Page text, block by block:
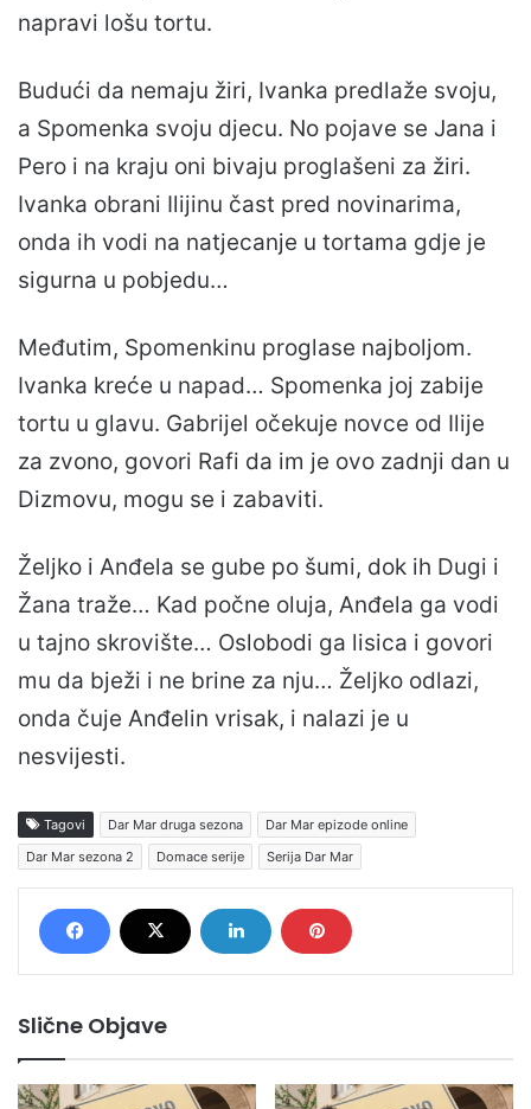
napravi lošu tortu.
Budući da nemaju žiri, Ivanka predlaže svoju,
a Spomenka svoju djecu. No pojave se Jana i
Pero i na kraju oni bivaju proglašeni za žiri.
Ivanka obrani Ilijinu čast pred novinarima,
onda ih vodi na natjecanje u tortama gdje je
sigurna u pobjedu…
Međutim, Spomenkinu proglase najboljom.
Ivanka kreće u napad… Spomenka joj zabije
tortu u glavu. Gabrijel očekuje novce od Ilije
za zvono, govori Rafi da im je ovo zadnji dan u
Dizmovu, mogu se i zabaviti.
Željko i Anđela se gube po šumi, dok ih Dugi i
Žana traže… Kad počne oluja, Anđela ga vodi
u tajno skrovište… Oslobodi ga lisica i govori
mu da bježi i ne brine za nju… Željko odlazi,
onda čuje Anđelin vrisak, i nalazi je u
nesvijesti.
Tagovi Dar Mar druga sezona
Dar Mar epizode online
Dar Mar sezona 2
Domace serije Serija Dar Mar
Slične Objave